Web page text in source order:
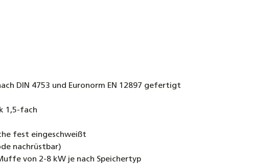
DIN 4753 und Euronorm EN 12897 gefertigt
1,5-fach
fest eingeschweißt
nachrüstbar)
von 2-8 kW je nach Speichertyp